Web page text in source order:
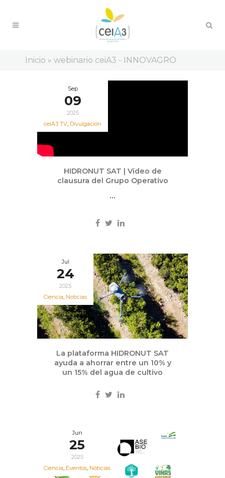
Inicio » webinario ceiA3 - INNOVAGRO
Sep
09
2025
ceiA3 TV, Divulgación
HIDRONUT SAT | Vídeo de
clausura del Grupo Operativo
...
Jul
24
2025
Ciencia, Noticias
La plataforma HIDRONUT SAT
ayuda a ahorrar entre un 10% y
un 15% del agua de cultivo
Jun
25
2025
Ciencia, Eventos, Noticias